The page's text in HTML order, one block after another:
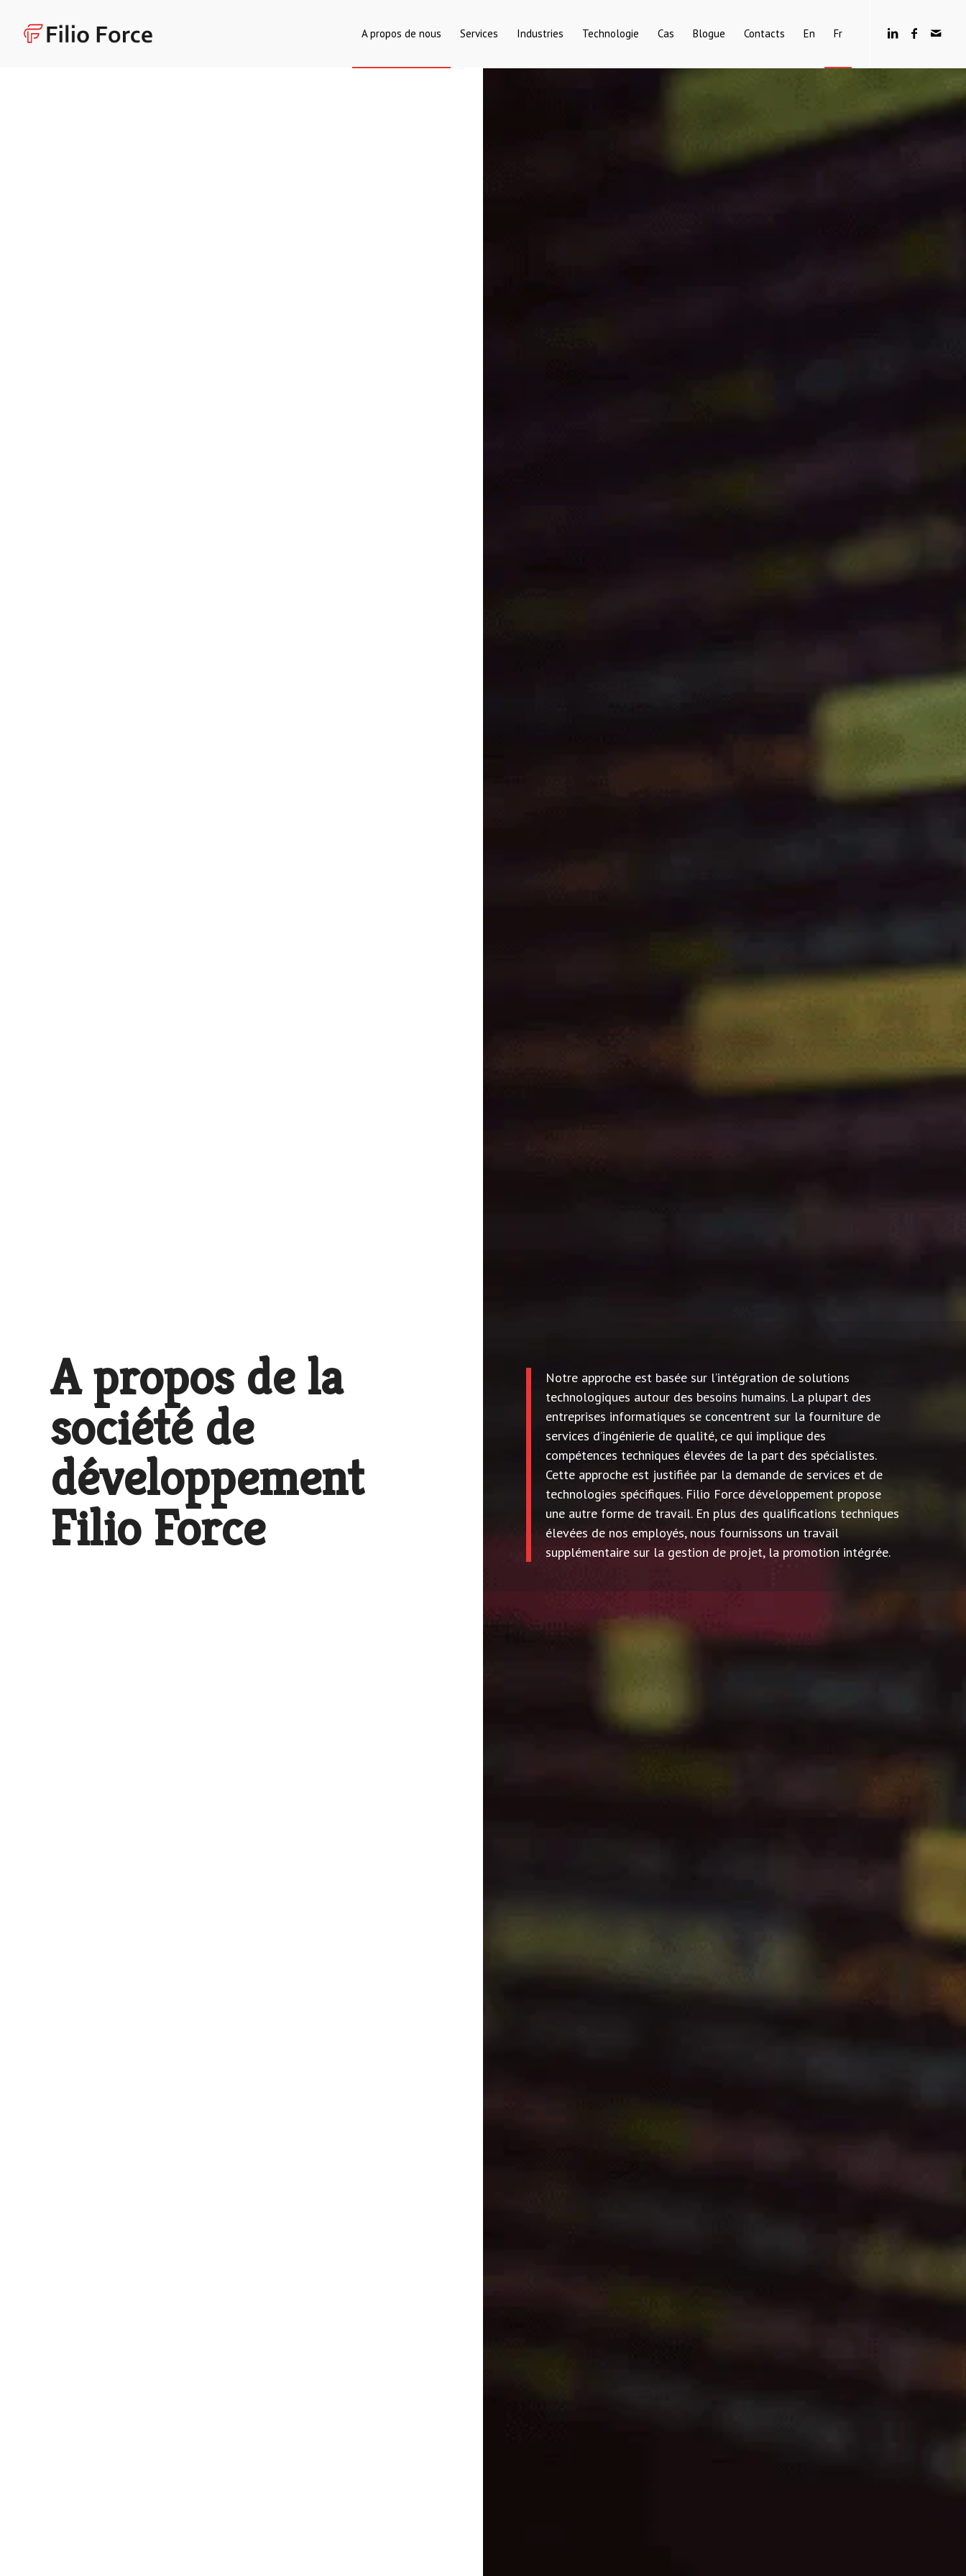
A propos de nous Services Industries Technologie Cas Blogue Contacts En Fr
A propos de la
société de
développement
Filio Force
Notre approche est basée sur l’intégration de solutions
technologiques autour des besoins humains. La plupart des
entreprises informatiques se concentrent sur la fourniture de
services d’ingénierie de qualité, ce qui implique des
compétences techniques élevées de la part des spécialistes.
Cette approche est justifiée par la demande de services et de
technologies spécifiques. Filio Force développement propose
une autre forme de travail. En plus des qualifications techniques
élevées de nos employés, nous fournissons un travail
supplémentaire sur la gestion de projet, la promotion intégrée.